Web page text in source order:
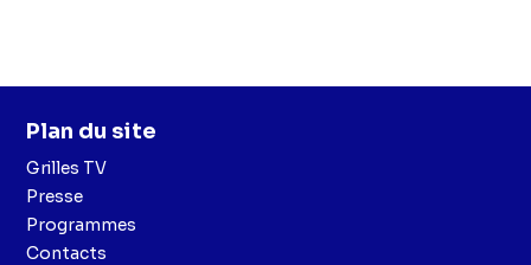
Plan du site
Grilles TV
Presse
Programmes
Contacts